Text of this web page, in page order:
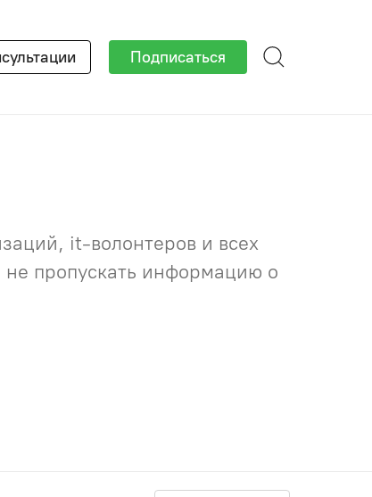
Подписаться
it-волонтеров и всех
не пропускать информацию о